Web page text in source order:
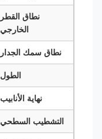
نطاق القطر
الخارجي
نطاق سمك الجدار
الطول
نهاية الأنابيب
التشطيب السطحي